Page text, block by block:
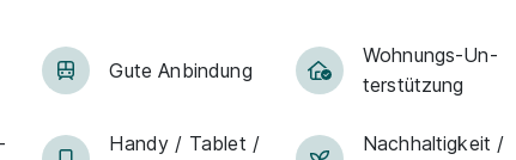
Gute An­bin­dung
Woh­nungs-Un­
ter­stüt­zung
Han­dy / Tab­let /
Nachhaltigkeit /